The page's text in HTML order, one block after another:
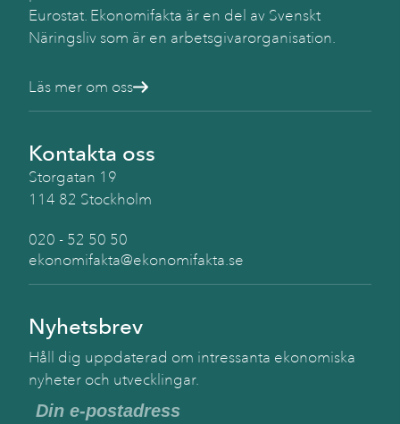
Eurostat. Ekonomifakta är en del av Svenskt
Näringsliv som är en arbetsgivarorganisation.
Läs mer om oss
Kontakta oss
Storgatan 19
114 82 Stockholm
020 - 52 50 50
ekonomifakta@ekonomifakta.se
Nyhetsbrev
Håll dig uppdaterad om intressanta ekonomiska
nyheter och utvecklingar.